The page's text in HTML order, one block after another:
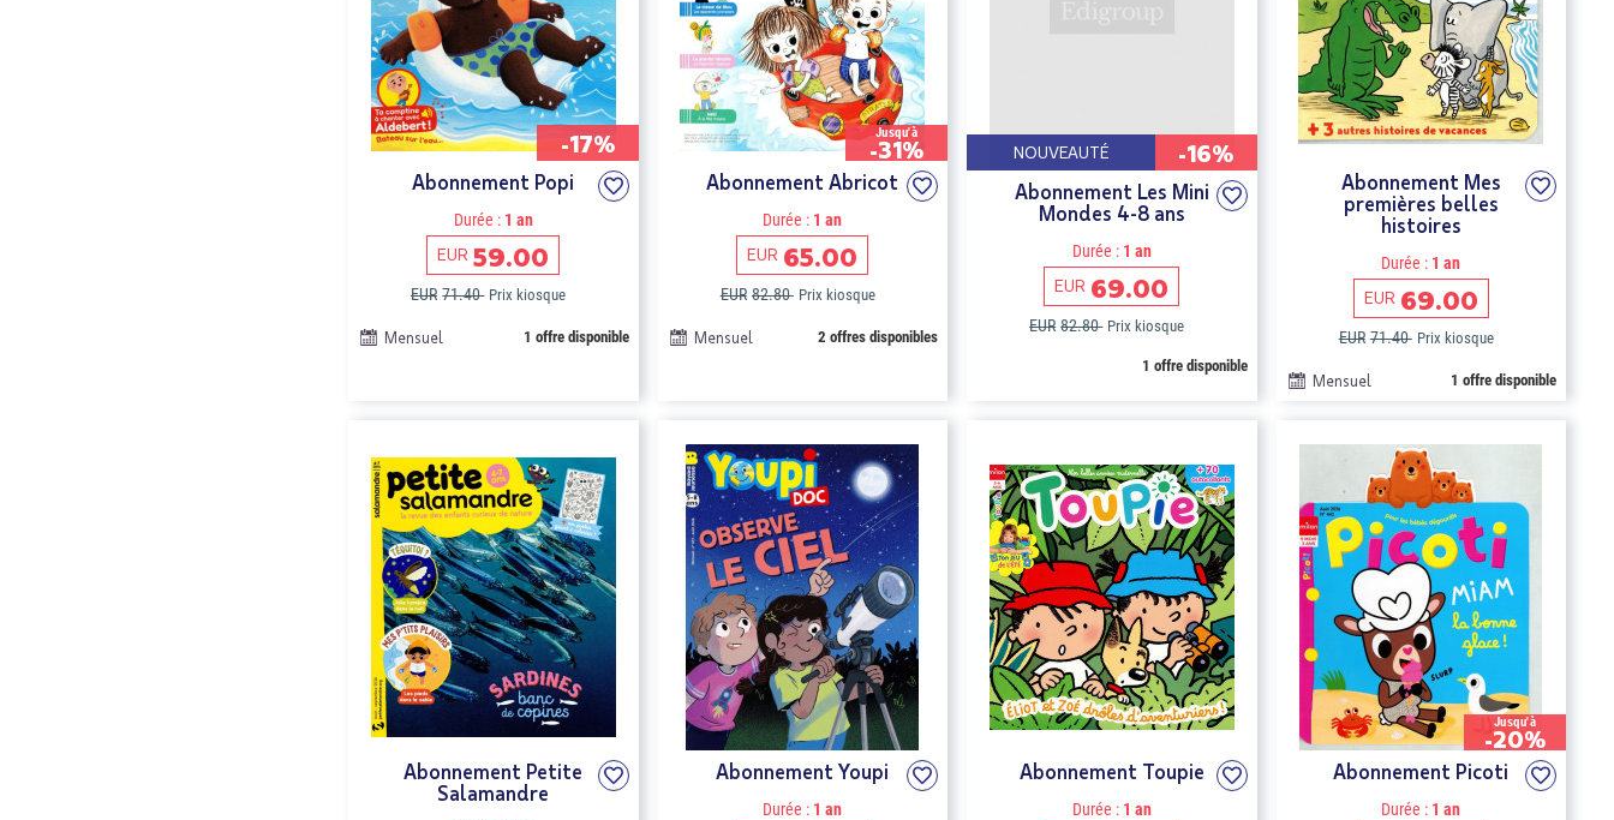
-17%
Abonnement Popi
Durée :1 an
EUR 59.00
EUR 71.40 Prix kiosque
Mensuel 1 offre disponible
Jusqu'à
-31%
Abonnement Abricot
Durée : 1 an
EUR 65.00
EUR 82.80 Prix kiosque
Mensuel 2 offres disponibles
NOUVEAUTÉ -16%
Abonnement Les Mini
Mondes 4-8 ans
Durée :1 an
EUR 69.00
EUR 82.80 Prix kiosque
1 offre disponible
Abonnement Mes
premières belles
histoires
Durée : 1 an
EUR 69.00
EUR 71.40 Prix kiosque
Mensuel 1 offre disponible
Abonnement Petite
Salamandre
Abonnement Youpi
Durée : 1 an
Abonnement Toupie
Durée :1 an
Jusqu'à
-20%
Abonnement Picoti
Durée : 1 an